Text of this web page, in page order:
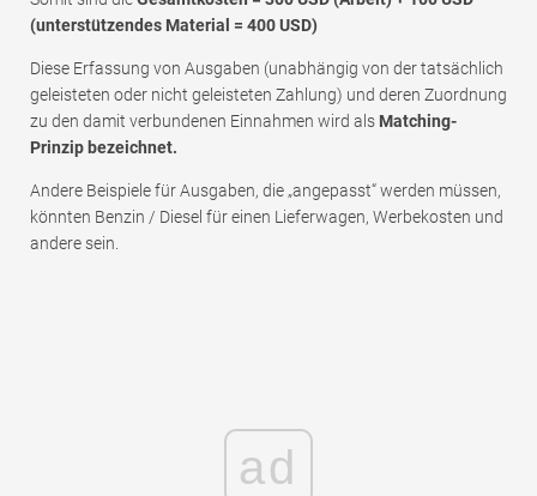
(unterstützendes Material = 400 USD)
Diese Erfassung von Ausgaben (unabhängig von der tatsächlich
geleisteten oder nicht geleisteten Zahlung) und deren Zuordnung
zu den damit verbundenen Einnahmen wird als Matching-
Prinzip bezeichnet.
Andere Beispiele für Ausgaben, die „angepasst“ werden müssen,
könnten Benzin / Diesel für einen Lieferwagen, Werbekosten und
andere sein.
ad